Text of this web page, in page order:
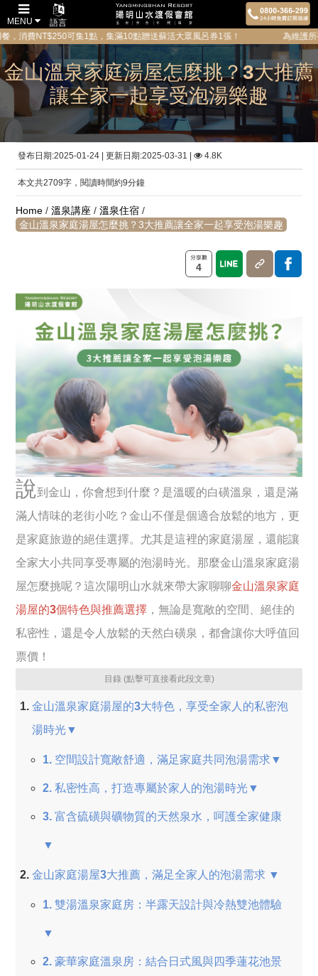
語言
MENU
可集1點，集滿10點贈送蘇活大眾風呂券1張！ 為維護所有貴賓的隱私與安
金山溫泉家庭湯屋怎麼挑？3大推薦
讓全家一起享受泡湯樂趣
發布日期:2025-01-24 | 更新日期:2025-03-31 | 4.8K
本文共2709字，閱讀時間約9分鐘
Home /溫泉講座 /溫泉住宿 /
金山溫泉家庭湯屋怎麼挑？3大推薦讓全家一起享受泡湯樂趣
4
說到金山，你會想到什麼？是溫暖的白磺溫泉，還是滿
滿人情味的老街小吃？金山不僅是個適合放鬆的地方，更
是家庭旅遊的絕佳選擇。尤其是這裡的家庭湯屋，還能讓
全家大小共同享受專屬的泡湯時光。那麼金山溫泉家庭湯
屋怎麼挑呢？這次陽明山水就來帶大家聊聊金山溫泉家庭
湯屋的3個特色與推薦選擇 ，無論是寬敞的空間、絕佳的
私密性，還是令人放鬆的天然白磺泉，都會讓你大呼值回
票價！
目錄 (點擊可直接看此段文章)
金山溫泉家庭湯屋的3大特色，享受全家人的私密泡
湯時光▼
1. 空間設計寬敞舒適，滿足家庭共同泡湯需求▼
2. 私密性高，打造專屬於家人的泡湯時光▼
3. 富含硫磺與礦物質的天然泉水，呵護全家健康
▼
金山家庭湯屋3大推薦，滿足全家人的泡湯需求 ▼
1. 雙湯溫泉家庭房：半露天設計與冷熱雙池體驗
▼
2. 豪華家庭溫泉房：結合日式風與四季蓮花池景